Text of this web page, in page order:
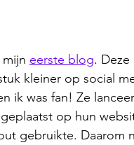
eerste blog.
kleiner op social
ik was fan! Ze
op hun
gebruikte. Daarom